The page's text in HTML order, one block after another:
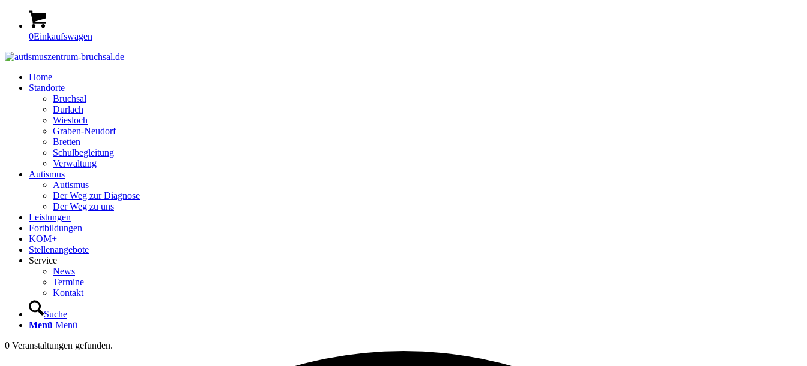
0Einkaufswagen
Home
Standorte
Bruchsal
Durlach
Wiesloch
Graben-Neudorf
Bretten
Schulbegleitung
Verwaltung
Autismus
Autismus
Der Weg zur Diagnose
Der Weg zu uns
Leistungen
Fortbildungen
KOM+
Stellenangebote
Service
News
Termine
Kontakt
Suche
Menü Menü
0 Veranstaltungen gefunden.